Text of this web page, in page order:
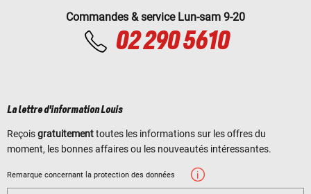
Commandes & service Lun-sam 9-20
02 290 5610
La lettre d'information Louis
Reçoisgratuitementtoutes les informations sur les offres du
moment, les bonnes affaires ou les nouveautés intéressantes.
Remarque concernant la protection des données